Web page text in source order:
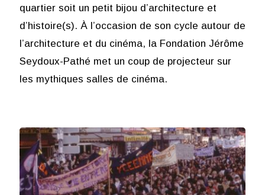
quartier soit un petit bijou d’architecture et
d’histoire(s). À l’occasion de son cycle autour de
l’architecture et du cinéma, la Fondation Jérôme
Seydoux-Pathé met un coup de projecteur sur
les mythiques salles de cinéma.